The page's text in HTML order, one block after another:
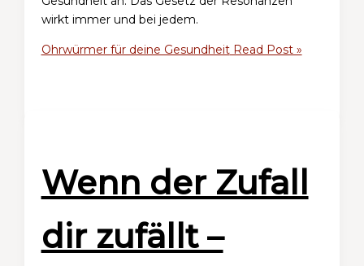
wirkt immer und bei jedem.
Ohrwürmer für deine GesundheitRead Post »
Wenn der Zufall
dir zufällt –